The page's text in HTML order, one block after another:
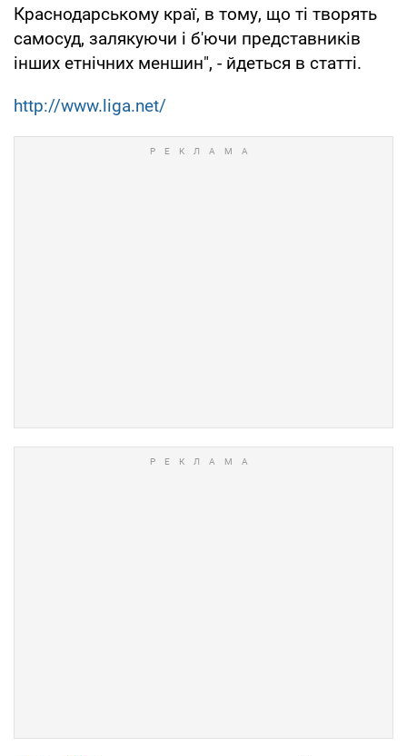
Краснодарському краї, в тому, що ті творять
самосуд, залякуючи і б'ючи представників
інших етнічних меншин", - йдеться в статті.
http://www.liga.net/